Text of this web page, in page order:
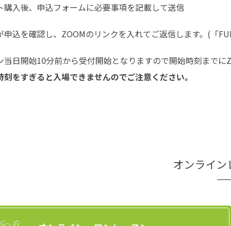
購入後、申込フォームに必要事項を記載して送信
申込を確認し、ZOOMのリンクを入れてご返信します。(「
当日開始10分前から受付開始となりますので開始時刻までに
をすぎると入場できませんのでご注意ください。
オンライン